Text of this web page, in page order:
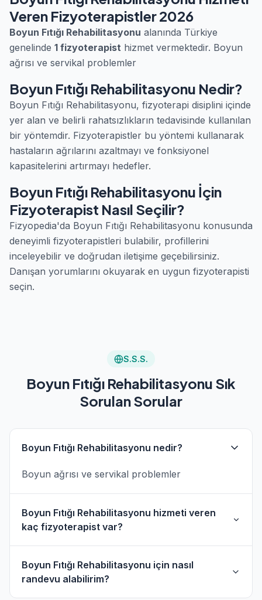
Veren Fizyoterapistler 2026
Boyun Fıtığı Rehabilitasyonu alanında Türkiye
genelinde 1 fizyoterapist hizmet vermektedir. Boyun
ağrısı ve servikal problemler
Boyun Fıtığı Rehabilitasyonu Nedir?
Boyun Fıtığı Rehabilitasyonu, fizyoterapi disiplini içinde
yer alan ve belirli rahatsızlıkların tedavisinde kullanılan
bir yöntemdir. Fizyoterapistler bu yöntemi kullanarak
hastaların ağrılarını azaltmayı ve fonksiyonel
kapasitelerini artırmayı hedefler.
Boyun Fıtığı Rehabilitasyonu İçin
Fizyoterapist Nasıl Seçilir?
Fizyopedia'da Boyun Fıtığı Rehabilitasyonu konusunda
deneyimli fizyoterapistleri bulabilir, profillerini
inceleyebilir ve doğrudan iletişime geçebilirsiniz.
Danışan yorumlarını okuyarak en uygun fizyoterapisti
seçin.
S.S.S.
Boyun Fıtığı Rehabilitasyonu Sık
Sorulan Sorular
Boyun Fıtığı Rehabilitasyonu nedir?
Boyun ağrısı ve servikal problemler
Boyun Fıtığı Rehabilitasyonu hizmeti veren
kaç fizyoterapist var?
Rehabilitasyonu alanında hizmet vermektedir.
Boyun Fıtığı Rehabilitasyonu için nasıl
randevu alabilirim?